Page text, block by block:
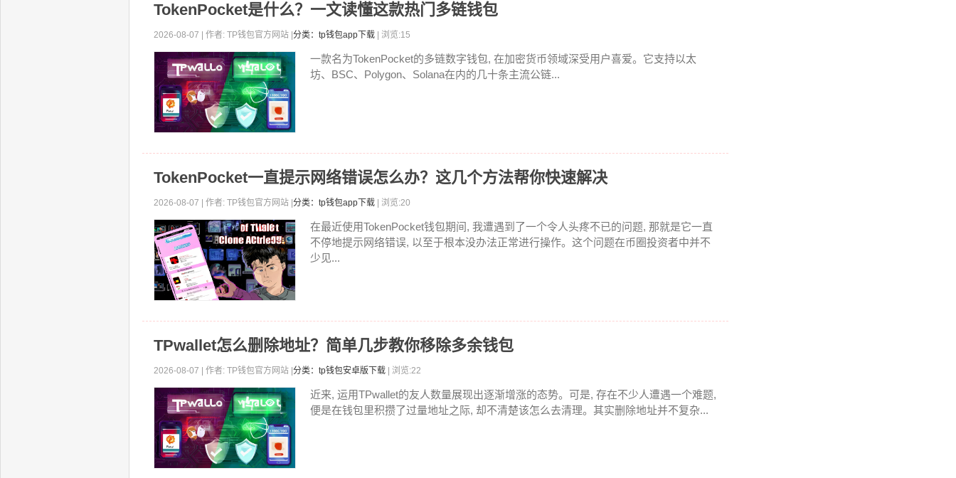
TokenPocket是什么？一文读懂这款热门多链钱包
2026-08-07 | 作者: TP钱包官方网站 | 分类：tp钱包app下载 | 浏览:15
一款名为TokenPocket的多链数字钱包, 在加密货币领域深受用户喜爱。它支持以太
坊、BSC、Polygon、Solana在内的几十条主流公链...
TokenPocket一直提示网络错误怎么办？这几个方法帮你快速解决
2026-08-07 | 作者: TP钱包官方网站 | 分类：tp钱包app下载 | 浏览:20
在最近使用TokenPocket钱包期间, 我遭遇到了一个令人头疼不已的问题, 那就是它一直
不停地提示网络错误, 以至于根本没办法正常进行操作。这个问题在币圈投资者中并不
少见...
TPwallet怎么删除地址？简单几步教你移除多余钱包
2026-08-07 | 作者: TP钱包官方网站 | 分类：tp钱包安卓版下载 | 浏览:22
近来, 运用TPwallet的友人数量展现出逐渐增涨的态势。可是, 存在不少人遭遇一个难题,
便是在钱包里积攒了过量地址之际, 却不清楚该怎么去清理。其实删除地址并不复杂...